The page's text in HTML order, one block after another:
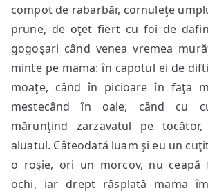
compot de rabarbăr, cornuleţe
prune, de oţet fiert cu foi de
gogoşari când venea vremea
minte pe mama: în capotul ei de
moaţe, când în picioare în faţa
mestecând în oale, când cu
mărunţind zarzavatul pe
aluatul. Câteodată luam şi eu un
o roşie, ori un morcov, nu ceapă
ochi, iar drept răsplată mama